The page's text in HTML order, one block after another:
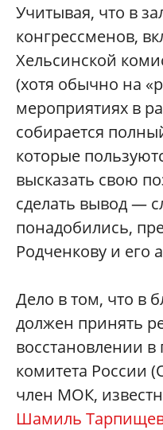
Учитывая, что в
конгрессменов,
Хельсинской
(хотя обычно на
мероприятиях в
собирается
которые
высказать свою
сделать вывод —
понадобились,
Родченкову и его
Дело в том, что
должен принять
восстановлении
комитета России
член МОК,
Шамиль